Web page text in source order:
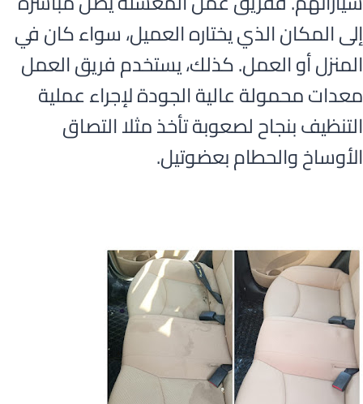
إلى المكان الذي يختاره العميل، سواء كان في
المنزل أو العمل. كذلك، يستخدم فريق العمل
معدات محمولة عالية الجودة لإجراء عملية
التنظيف بنجاح لصعوبة تأخذ مثلا التصاق
الأوساخ والحطام بعضوتيل.